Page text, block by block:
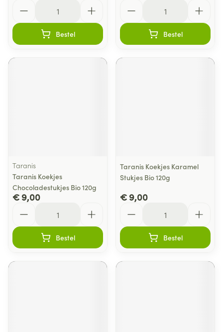
Bestel Bestel
Taranis
Taranis Koekjes
Chocoladestukjes Bio 120g
€ 9,00
Bestel
Taranis Koekjes Karamel
Stukjes Bio 120g
€ 9,00
Bestel